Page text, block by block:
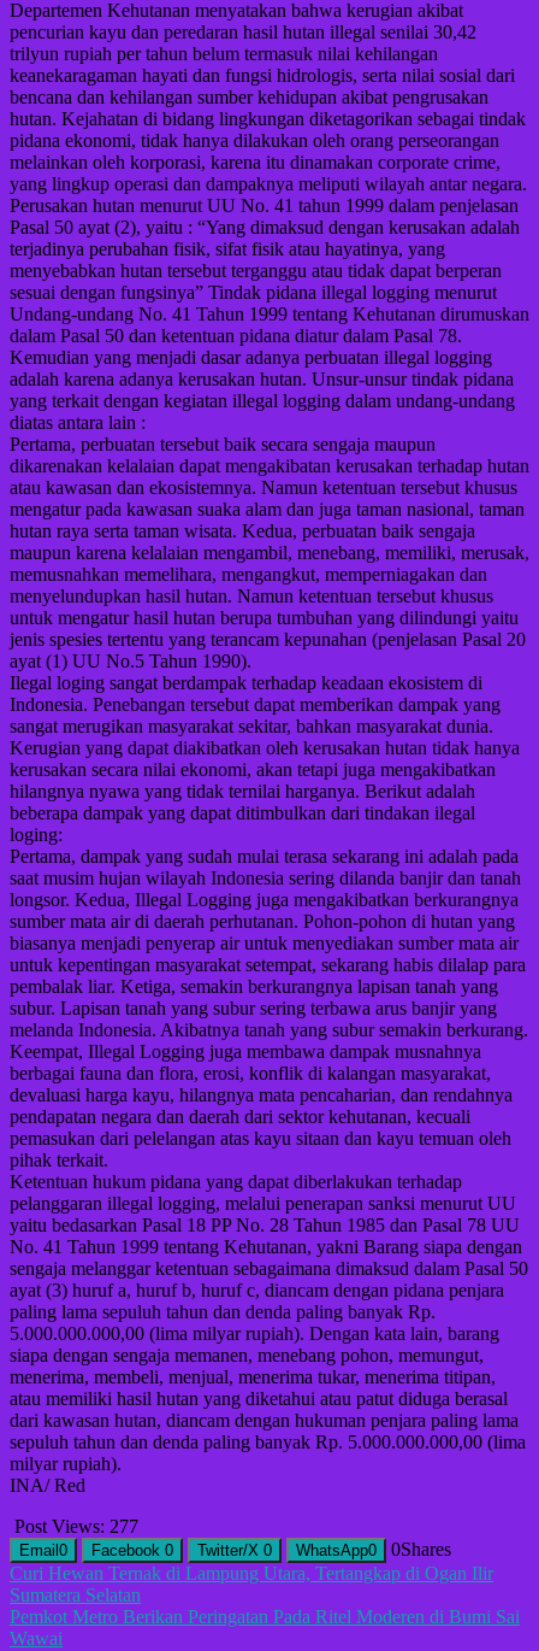
Departemen Kehutanan menyatakan bahwa kerugian akibat
pencurian kayu dan peredaran hasil hutan illegal senilai 30,42
trilyun rupiah per tahun belum termasuk nilai kehilangan
keanekaragaman hayati dan fungsi hidrologis, serta nilai sosial dari
bencana dan kehilangan sumber kehidupan akibat pengrusakan
hutan. Kejahatan di bidang lingkungan diketagorikan sebagai tindak
pidana ekonomi, tidak hanya dilakukan oleh orang perseorangan
melainkan oleh korporasi, karena itu dinamakan corporate crime,
yang lingkup operasi dan dampaknya meliputi wilayah antar negara.
Perusakan hutan menurut UU No. 41 tahun 1999 dalam penjelasan
Pasal 50 ayat (2), yaitu : “Yang dimaksud dengan kerusakan adalah
terjadinya perubahan fisik, sifat fisik atau hayatinya, yang
menyebabkan hutan tersebut terganggu atau tidak dapat berperan
sesuai dengan fungsinya” Tindak pidana illegal logging menurut
Undang-undang No. 41 Tahun 1999 tentang Kehutanan dirumuskan
dalam Pasal 50 dan ketentuan pidana diatur dalam Pasal 78.
Kemudian yang menjadi dasar adanya perbuatan illegal logging
adalah karena adanya kerusakan hutan. Unsur-unsur tindak pidana
yang terkait dengan kegiatan illegal logging dalam undang-undang
diatas antara lain :
Pertama, perbuatan tersebut baik secara sengaja maupun
dikarenakan kelalaian dapat mengakibatan kerusakan terhadap hutan
atau kawasan dan ekosistemnya. Namun ketentuan tersebut khusus
mengatur pada kawasan suaka alam dan juga taman nasional, taman
hutan raya serta taman wisata. Kedua, perbuatan baik sengaja
maupun karena kelalaian mengambil, menebang, memiliki, merusak,
memusnahkan memelihara, mengangkut, memperniagakan dan
menyelundupkan hasil hutan. Namun ketentuan tersebut khusus
untuk mengatur hasil hutan berupa tumbuhan yang dilindungi yaitu
jenis spesies tertentu yang terancam kepunahan (penjelasan Pasal 20
ayat (1) UU No.5 Tahun 1990).
Ilegal loging sangat berdampak terhadap keadaan ekosistem di
Indonesia. Penebangan tersebut dapat memberikan dampak yang
sangat merugikan masyarakat sekitar, bahkan masyarakat dunia.
Kerugian yang dapat diakibatkan oleh kerusakan hutan tidak hanya
kerusakan secara nilai ekonomi, akan tetapi juga mengakibatkan
hilangnya nyawa yang tidak ternilai harganya. Berikut adalah
beberapa dampak yang dapat ditimbulkan dari tindakan ilegal
loging:
Pertama, dampak yang sudah mulai terasa sekarang ini adalah pada
saat musim hujan wilayah Indonesia sering dilanda banjir dan tanah
longsor. Kedua, Illegal Logging juga mengakibatkan berkurangnya
sumber mata air di daerah perhutanan. Pohon-pohon di hutan yang
biasanya menjadi penyerap air untuk menyediakan sumber mata air
untuk kepentingan masyarakat setempat, sekarang habis dilalap para
pembalak liar. Ketiga, semakin berkurangnya lapisan tanah yang
subur. Lapisan tanah yang subur sering terbawa arus banjir yang
melanda Indonesia. Akibatnya tanah yang subur semakin berkurang.
Keempat, Illegal Logging juga membawa dampak musnahnya
berbagai fauna dan flora, erosi, konflik di kalangan masyarakat,
devaluasi harga kayu, hilangnya mata pencaharian, dan rendahnya
pendapatan negara dan daerah dari sektor kehutanan, kecuali
pemasukan dari pelelangan atas kayu sitaan dan kayu temuan oleh
pihak terkait.
Ketentuan hukum pidana yang dapat diberlakukan terhadap
pelanggaran illegal logging, melalui penerapan sanksi menurut UU
yaitu bedasarkan Pasal 18 PP No. 28 Tahun 1985 dan Pasal 78 UU
No. 41 Tahun 1999 tentang Kehutanan, yakni Barang siapa dengan
sengaja melanggar ketentuan sebagaimana dimaksud dalam Pasal 50
ayat (3) huruf a, huruf b, huruf c, diancam dengan pidana penjara
paling lama sepuluh tahun dan denda paling banyak Rp.
5.000.000.000,00 (lima milyar rupiah). Dengan kata lain, barang
siapa dengan sengaja memanen, menebang pohon, memungut,
menerima, membeli, menjual, menerima tukar, menerima titipan,
atau memiliki hasil hutan yang diketahui atau patut diduga berasal
dari kawasan hutan, diancam dengan hukuman penjara paling lama
sepuluh tahun dan denda paling banyak Rp. 5.000.000.000,00 (lima
milyar rupiah).
INA/ Red
Post Views: 277
Email 0 Facebook 0 Twitter/X 0 WhatsApp0 0Shares
Navigasi
pos
Curi Hewan Ternak di Lampung Utara, Tertangkap di Ogan Ilir
Sumatera Selatan
Pemkot Metro Berikan Peringatan Pada Ritel Moderen di Bumi Sai
Wawai